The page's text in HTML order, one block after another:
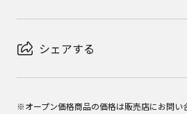
シェアする
※オープン価格商品の価格は販売店にお問い